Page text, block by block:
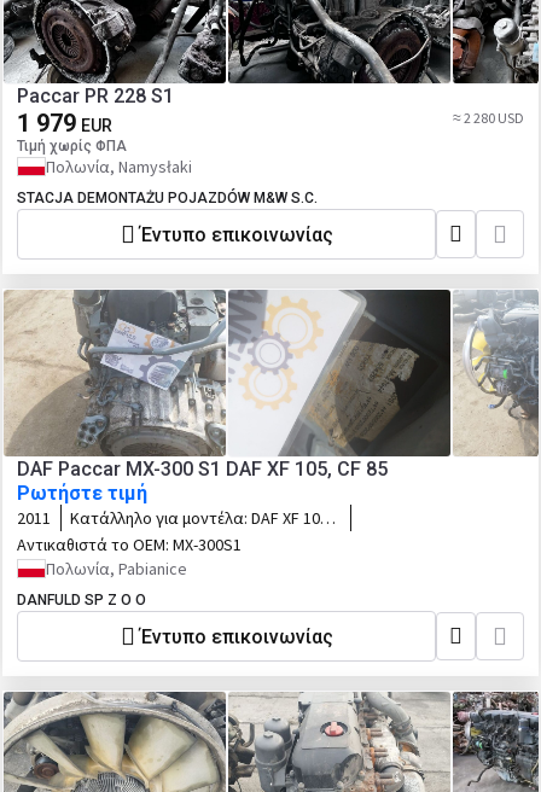
Paccar PR 228 S1
1 979 EUR
Τιμή χωρίς ΦΠΑ
≈ 2 280 USD
Πολωνία, Namysłaki
STACJA DEMONTAŻU POJAZDÓW M&W S.C.
Έντυπο επικοινωνίας
DAF Paccar MX-300 S1 DAF XF 105, CF 85
Ρωτήστε τιμή
2011 Κατάλληλο για μοντέλα: DAF XF 105,
CF 85
Αντικαθιστά το OEM: MX-300S1
Πολωνία, Pabianice
DANFULD SP Z O O
Έντυπο επικοινωνίας